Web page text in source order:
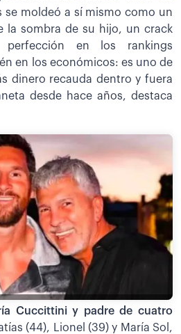
se moldeó a sí mismo como un
la sombra de su hijo, un crack
en los rankings
en los económicos: es uno de
dinero recauda dentro y fuera
desde hace años, destaca
Cuccittini y padre de cuatro
(44), Lionel (39) y María Sol,